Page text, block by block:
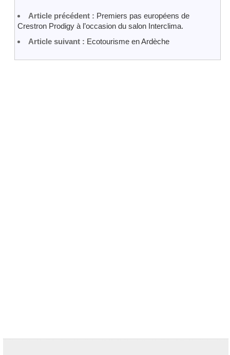
Article précédent : Premiers pas européens de
Crestron Prodigy à l’occasion du salon Interclima.
Article suivant : Ecotourisme en Ardèche